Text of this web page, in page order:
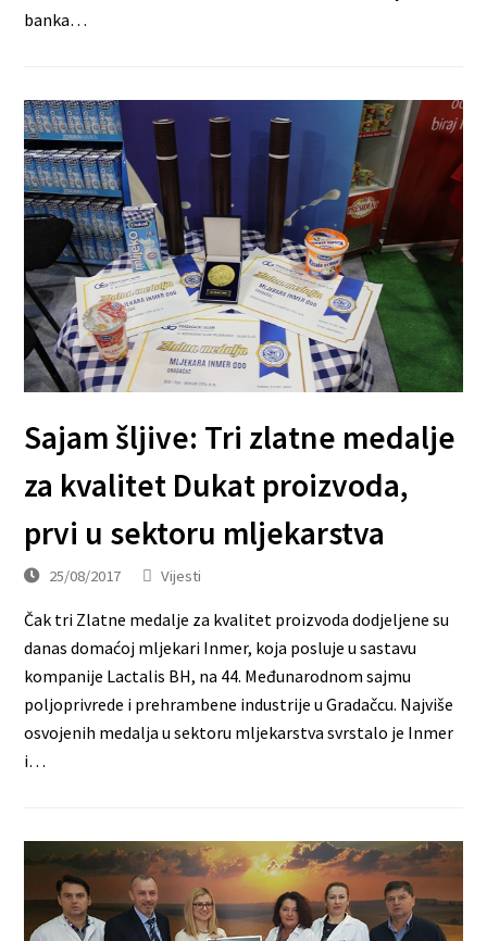
banka…
Sajam šljive: Tri zlatne medalje
za kvalitet Dukat proizvoda,
prvi u sektoru mljekarstva
25/08/2017 Vijesti
Čak tri Zlatne medalje za kvalitet proizvoda dodjeljene su
danas domaćoj mljekari Inmer, koja posluje u sastavu
kompanije Lactalis BH, na 44. Međunarodnom sajmu
poljoprivrede i prehrambene industrije u Gradačcu. Najviše
osvojenih medalja u sektoru mljekarstva svrstalo je Inmer
i…